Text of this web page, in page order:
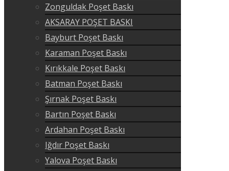
Zonguldak Poşet Baskı
AKSARAY POŞET BASKI
Bayburt Poşet Baskı
Karaman Poşet Baskı
Kırıkkale Poşet Baskı
Batman Poşet Baskı
Şırnak Poşet Baskı
Bartın Poşet Baskı
Ardahan Poşet Baskı
Iğdır Poşet Baskı
Yalova Poşet Baskı